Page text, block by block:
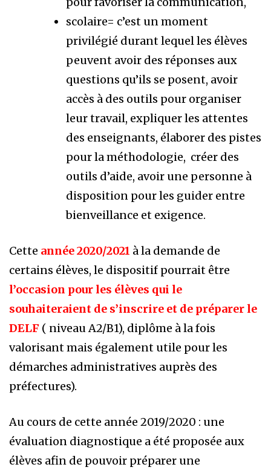
scolaire= c’est un moment
privilégié durant lequel les élèves
peuvent avoir des réponses aux
questions qu’ils se posent, avoir
accès à des outils pour organiser
leur travail, expliquer les attentes
des enseignants, élaborer des pistes
pour la méthodologie, créer des
outils d’aide, avoir une personne à
disposition pour les guider entre
bienveillance et exigence.
Cette année 2020/2021 à la demande de
certains élèves, le dispositif pourrait être
l’occasion pour les élèves qui le
souhaiteraient de s’inscrire et de préparer le
DELF ( niveau A2/B1), diplôme à la fois
valorisant mais également utile pour les
démarches administratives auprès des
préfectures).
Au cours de cette année 2019/2020 : une
évaluation diagnostique a été proposée aux
élèves afin de pouvoir préparer une